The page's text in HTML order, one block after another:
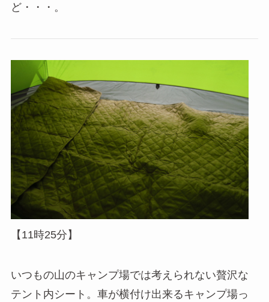
ど・・・。
【11時25分】
いつもの山のキャンプ場では考えられない贅沢な
テント内シート。車が横付け出来るキャンプ場っ